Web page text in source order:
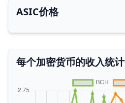
ASIC价格
每个加密货币的收入统计